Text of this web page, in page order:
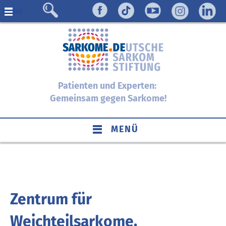
Menü
Patienten und Experten:
Gemeinsam gegen Sarkome!
MENÜ
Zentrum für
Weichteilsarkome,